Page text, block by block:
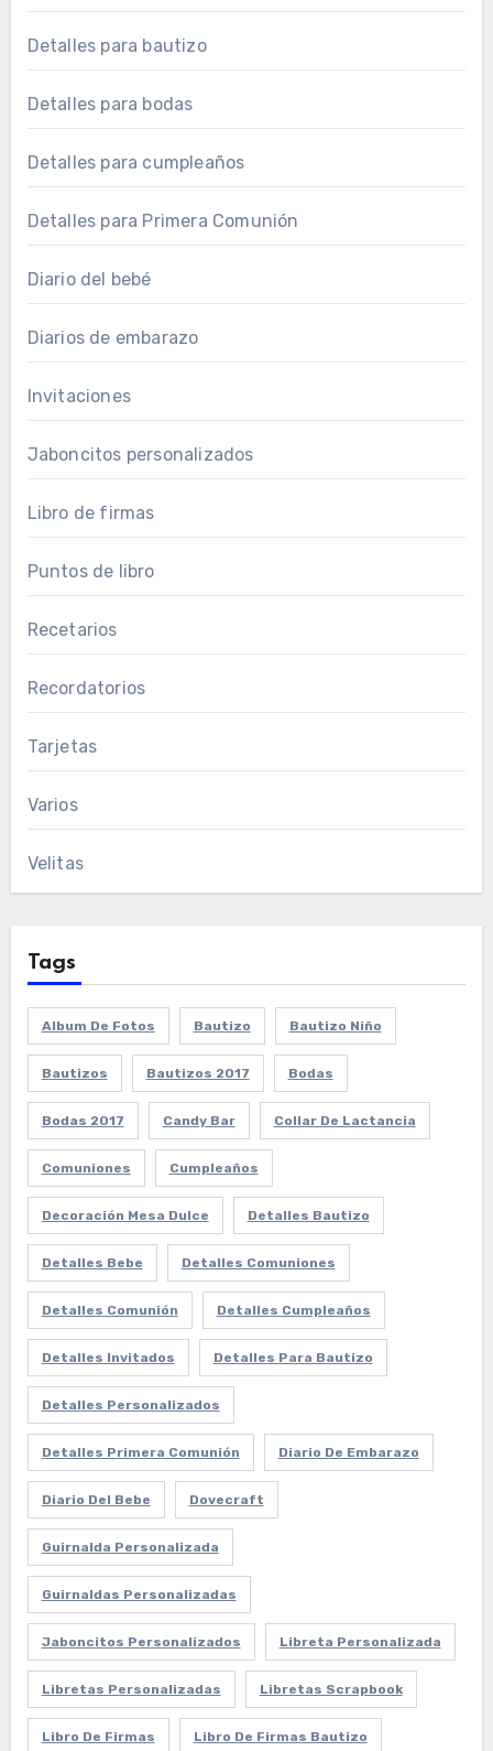
Detalles para bautizo
Detalles para bodas
Detalles para cumpleaños
Detalles para Primera Comunión
Diario del bebé
Diarios de embarazo
Invitaciones
Jaboncitos personalizados
Libro de firmas
Puntos de libro
Recetarios
Recordatorios
Tarjetas
Varios
Velitas
Tags
Album De Fotos Bautizo Bautizo Niño
Bautizos Bautizos 2017 Bodas
Bodas 2017 Candy Bar Collar De Lactancia
Comuniones Cumpleaños
Decoración Mesa Dulce Detalles Bautizo
Detalles Bebe Detalles Comuniones
Detalles Comunión Detalles Cumpleaños
Detalles Invitados Detalles Para Bautizo
Detalles Personalizados
Detalles Primera Comunión Diario De Embarazo
Diario Del Bebe Dovecraft
Guirnalda Personalizada
Guirnaldas Personalizadas
Jaboncitos Personalizados Libreta Personalizada
Libretas Personalizadas Libretas Scrapbook
Libro De Firmas Libro De Firmas Bautizo